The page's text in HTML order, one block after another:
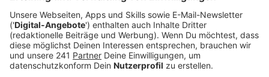
automatisch die Speisen und wählen das richtige
Programm. Intelligente Haushaltsgeräte wie Saug-
oder Mähroboter sind erst der Anfang – in Zukunft
könnten KI-gesteuerte Roboter sogar beim Einkaufen